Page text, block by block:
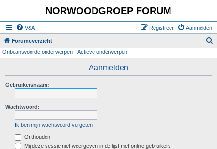
NORWOODGROEP FORUM
V&A Aanmelden
Registreer
Forumoverzicht
Onbeantwoorde onderwerpen Actieve onderwerpen
Aanmelden
Gebruikersnaam:
Wachtwoord:
Ik ben mijn wachtwoord vergeten
Onthouden
Mij deze sessie niet weergeven in de lijst met online gebruikers